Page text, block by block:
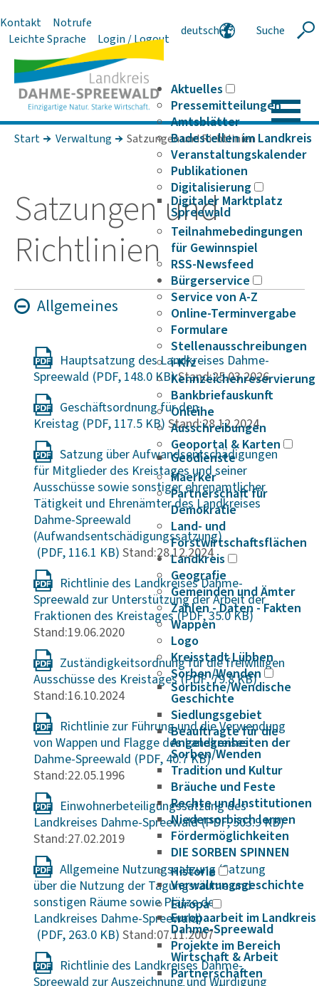
Kontakt
Notrufe
Leichte Sprache
Login / Logout
deutsch
Suche
Aktuelles
Pressemitteilungen
Amtsblätter
Badestellen im Landkreis
Veranstaltungskalender
Publikationen
Digitalisierung
Digitaler Marktplatz
Spreewald
Teilnahmebedingungen
für Gewinnspiel
RSS-Newsfeed
Bürgerservice
Service von A-Z
Online-Terminvergabe
Formulare
Stellenausschreibungen
i-Kfz
Kennzeichenreservierung
Bankbriefauskunft
Onleihe
Ausschreibungen
Geoportal & Karten
Geodienste
Maerker
Partnerschaft für
Demokratie
Land- und
Forstwirtschaftsflächen
Landkreis
Geografie
Gemeinden und Ämter
Zahlen - Daten - Fakten
Wappen
Logo
Kreisstadt Lübben
Sorben/Wenden
Sorbische/Wendische
Geschichte
Siedlungsgebiet
Beauftragte für die
Angelegenheiten der
Sorben/Wenden
Tradition und Kultur
Bräuche und Feste
Rechte und Institutionen
Niedersorbisch lernen
Fördermöglichkeiten
DIE SORBEN SPINNEN
Historie
Verwaltungsgeschichte
Europa
Europaarbeit im Landkreis
Dahme-Spreewald
Projekte im Bereich
Wirtschaft & Arbeit
Partnerschaften
Start Verwaltung Satzungen und Richtlinien
Satzungen und
Richt­li­nien
Allge­meines
Hauptsatzung des Landkreises Dahme-
Spreewald
Stand:25.03.2026
Geschäftsordnung für den
Kreistag
Stand:28.12.2024
Satzung über Aufwandsentschädigungen
für Mitglieder des Kreistages und seiner
Ausschüsse sowie sonstiger ehrenamtlicher
Tätigkeit und Ehrenämter des Landkreises
Dahme-Spreewald
(Aufwandsentschädigungssatzung)
Stand:28.12.2024
Richtlinie des Landkreises Dahme-
Spreewald zur Unterstützung der Arbeit der
Fraktionen des Kreistages
Stand:19.06.2020
Zuständigkeitsordnung für die freiwilligen
Ausschüsse des Kreistages
Stand:16.10.2024
Richtlinie zur Führung und die Verwendung
von Wappen und Flagge des Landkreises
Dahme-Spreewald
Stand:22.05.1996
Einwohnerbeteiligungssatzung des
Landkreises Dahme-Spreewald
Stand:27.02.2019
Allgemeine Nutzungssatzung (Satzung
über die Nutzung der Tagungsräume und
sonstigen Räume sowie Plätze des
Landkreises Dahme-Spreewald)
Stand:07.11.2007
Richtlinie des Landkreises Dahme-
Spreewald zur Auszeichnung und Würdigung